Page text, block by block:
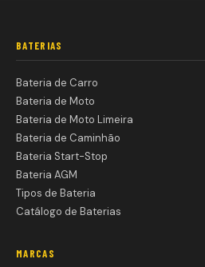
BATERIAS
Bateria de Carro
Bateria de Moto
Bateria de Moto Limeira
Bateria de Caminhão
Bateria Start-Stop
Bateria AGM
Tipos de Bateria
Catálogo de Baterias
MARCAS